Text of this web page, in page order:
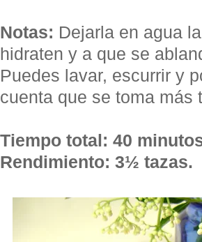
Notas: Dejarla en agua
hidraten y a que se
Puedes lavar, escurrir y
cuenta que se toma más
Tiempo total: 40
Rendimiento: 3½ tazas.